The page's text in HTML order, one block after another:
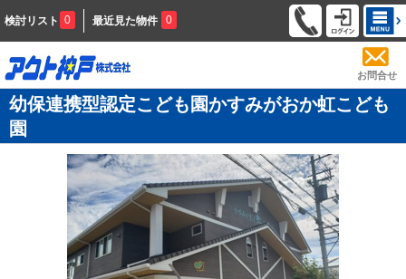
検討リスト 0 最近見た物件 0
お問合せ
幼保連携型認定こども園かすみがおか虹こども
園